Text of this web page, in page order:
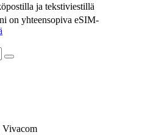
ja tekstiviestillä
on yhteensopiva eSIM-
Vivacom